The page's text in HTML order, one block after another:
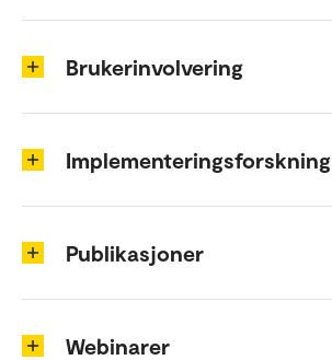
Brukerinvolvering
Implementeringsforskning
Publikasjoner
Webinarer